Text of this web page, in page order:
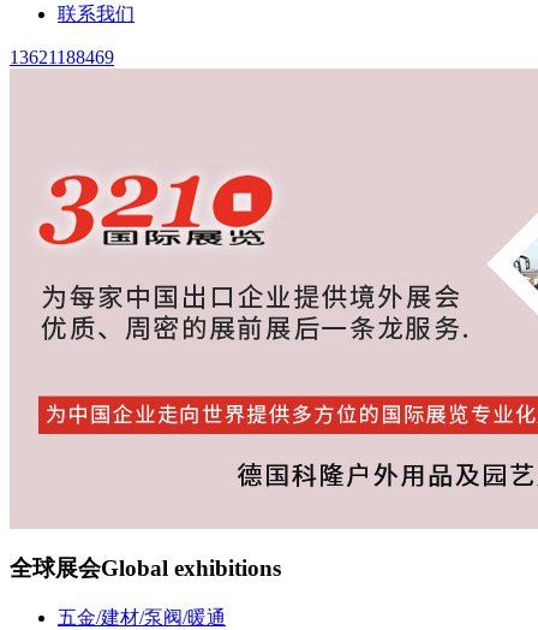
联系我们
13621188469
全球展会Global exhibitions
五金/建材/泵阀/暖通